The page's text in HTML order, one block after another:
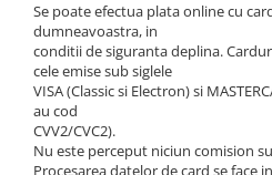
Se poate efectua plata online cu
dumneavoastra, in
conditii de siguranta deplina.
cele emise sub siglele
VISA (Classic si Electron) si
au cod
CVV2/CVC2).
Nu este perceput niciun comision
Procesarea datelor de card se face